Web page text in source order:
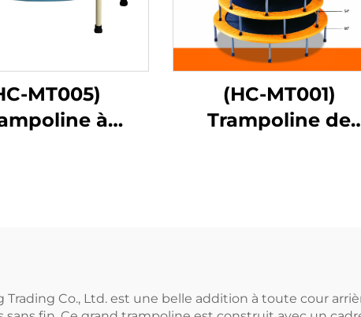
MT005)
à
(HC-MT001)
Trampoline de
Co., Ltd. est une belle addition à toute cour